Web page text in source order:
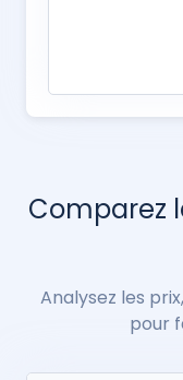
Comparez
Analysez les
pour